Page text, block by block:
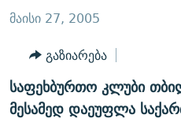
დაბრუნება
ძიებაზე
დაბრუნება
ᲔᲙᲝᲜᲝᲛᲘᲙᲐ
ᲡᲐᲖᲝᲒᲐᲓᲝᲔᲑᲐ
ᲡᲞᲝᲠᲢᲘ
ᲑᲚᲝᲒᲔᲑᲘ
ᲞᲝᲓᲙᲐᲡᲢᲔᲑᲘ
ᲜᲘᲙᲝᲡ ᲞᲝᲓᲙᲐᲡᲢᲘ
ᲗᲐᲕᲘᲡᲣᲤᲚᲔᲑᲘᲡ ᲛᲝᲜᲘᲢᲝᲠᲘ
ᲗᲥᲕᲔᲜᲘ ᲞᲣᲑᲚᲘᲙᲐᲪᲘᲔᲑᲘ
მაისი 27, 2005
გაზიარება
საფეხბურთო კლუბი
მესამედ დაეუფლა